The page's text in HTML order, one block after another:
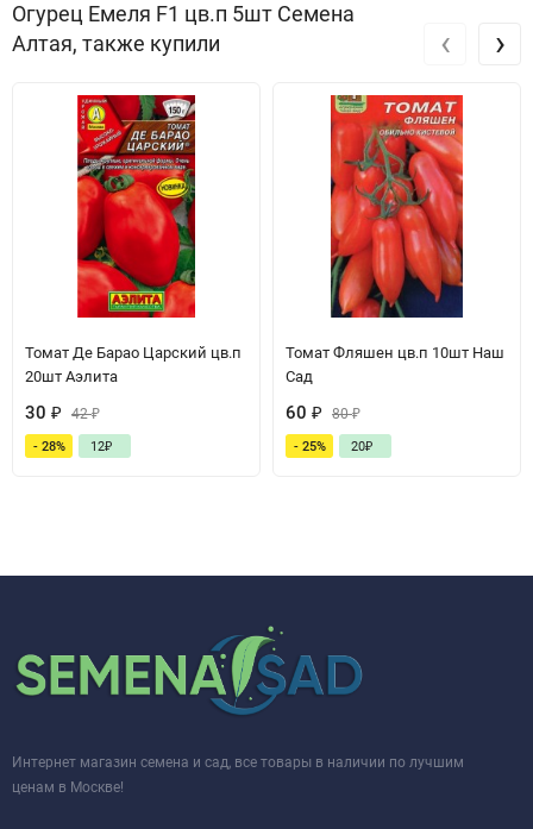
Огурец Емеля F1 цв.п 5шт Семена
Алтая, также купили
Томат Де Барао Царский цв.п
20шт Аэлита
30 ₽ 42₽
- 28% 12₽
Томат Фляшен цв.п 10шт Наш
Сад
60 ₽ 80₽
- 25% 20₽
‹ ›
Интернет магазин семена и сад, все товары в наличии по лучшим
ценам в Москве!